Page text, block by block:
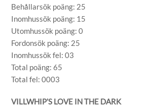
Behållarsök poäng: 25
Inomhussök poäng: 15
Utomhussök poäng: 0
Fordonsök poäng: 25
Inomhussök fel: 03
Total poäng: 65
Total fel: 0003
VILLWHIP’S LOVE IN THE DARK